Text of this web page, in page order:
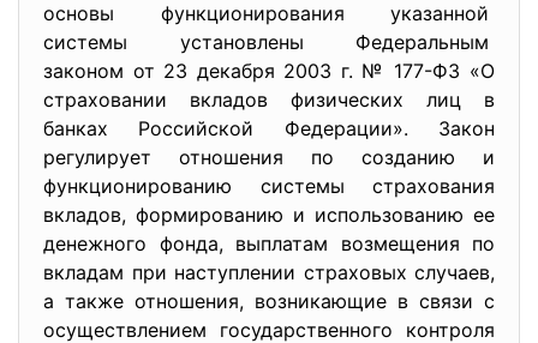
основы функционирования указанной
системы установлены Федеральным
законом от 23 декабря 2003 г. № 177-ФЗ «О
страховании вкладов физических лиц в
банках Российской Федерации». Закон
регулирует отношения по созданию и
функционированию системы страхования
вкладов, формированию и использованию ее
денежного фонда, выплатам возмещения по
вкладам при наступлении страховых случаев,
а также отношения, возникающие в связи с
осуществлением государственного контроля